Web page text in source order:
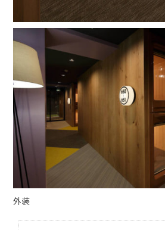
外装